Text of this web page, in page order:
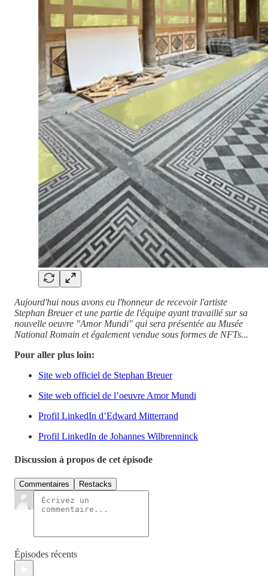
Aujourd'hui nous avons eu l'honneur de recevoir l'artiste
Stephan Breuer et une partie de l'équipe ayant travaillé sur sa
nouvelle oeuvre "Amor Mundi" qui sera présentée au Musée
National Romain et également vendue sous formes de NFTs...
Pour aller plus loin:
Site web officiel de Stephan Breuer
Site web officiel de l’oeuvre Amor Mundi
Profil LinkedIn d’Edward Mitterrand
Profil LinkedIn de Johannes Wilbrenninck
Discussion à propos de cet épisode
Commentaires Restacks
Épisodes récents